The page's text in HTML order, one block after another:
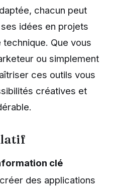
chacun peut
idées en projets
Que vous
ou simplement
ces outils vous
créatives et
clé
des applications